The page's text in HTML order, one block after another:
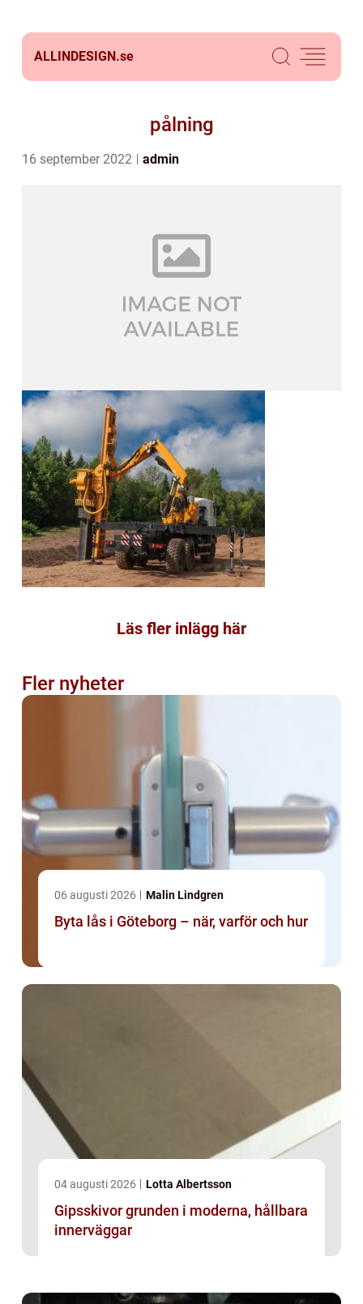
ALLINDESIGN.se
pålning
16 september 2022 admin
Läs fler inlägg här
Fler nyheter
06 augusti 2026 Malin Lindgren
Byta lås i Göteborg – när, varför och hur
04 augusti 2026 Lotta Albertsson
Gipsskivor grunden i moderna, hållbara
innerväggar